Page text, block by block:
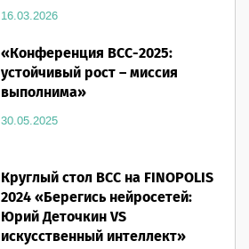
16.03.2026
«Конференция ВСС-2025:
устойчивый рост – миссия
выполнима»
30.05.2025
Круглый стол ВСС на FINOPOLIS
2024 «Берегись нейросетей:
Юрий Деточкин VS
искусственный интеллект»